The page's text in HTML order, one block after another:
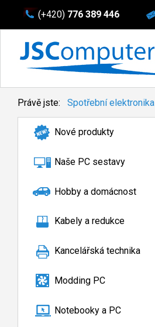
(+420) 776 389 446
Právě jste: Spotřební elektronika
Nové produkty
Naše PC sestavy
Hobby a domácnost
Kabely a redukce
Kancelářská technika
Modding PC
Notebooky a PC